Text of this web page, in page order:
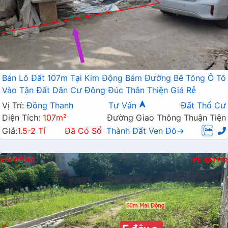
Bán Lô Đất 107m Tại Kim Động Bám Đường Bê Tông Ô Tô
Vào Tận Đất Dân Cư Đông Đúc Thân Thiện Giá Rẻ
Vị Trí: Đồng Thanh Tư Vấn
Đất Thổ Cư
Diện Tích: 107m²
Đường Giao Thông Thuận Tiện
Giá:1.5-2 Tỉ Đã Có Sổ Thành Đất Ven Đô→
KIM ĐỘNG Đ 3192